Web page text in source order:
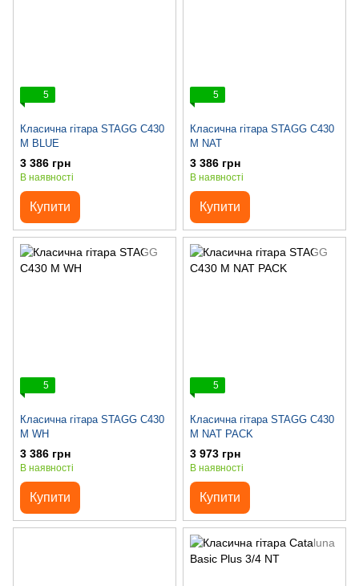
5
Класична гітара STAGG C430
M BLUE
3 386 грн
В наявності
Купити
5
Класична гітара STAGG C430
M NAT
3 386 грн
В наявності
Купити
5
Класична гітара STAGG C430
M WH
3 386 грн
В наявності
Купити
5
Класична гітара STAGG C430
M NAT PACK
3 973 грн
В наявності
Купити